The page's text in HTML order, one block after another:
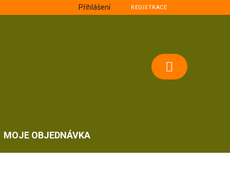
Přihlášení REGISTRACE
NÁKUPNÍ
MOJE OBJEDNÁVKA